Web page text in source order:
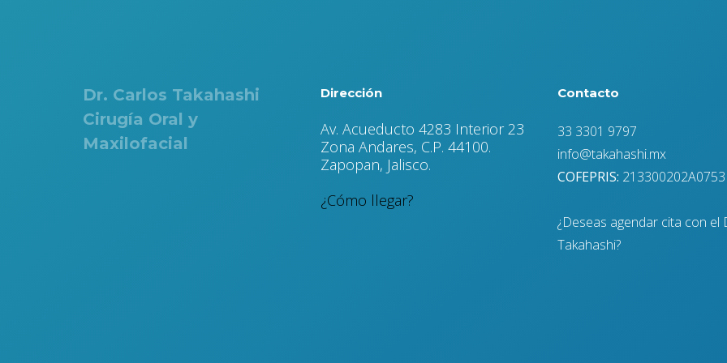
Dr. Carlos Takahashi
Cirugía Oral y
Maxilofacial
Dirección
Av. Acueducto 4283 Interior 23
Zona Andares, C.P. 44100.
Zapopan, Jalisco.
¿Cómo llegar?
Contacto
33 3301 9797
info@takahashi.mx
COFEPRIS: 213300202A0753
¿Deseas agendar cita con el
Takahashi?